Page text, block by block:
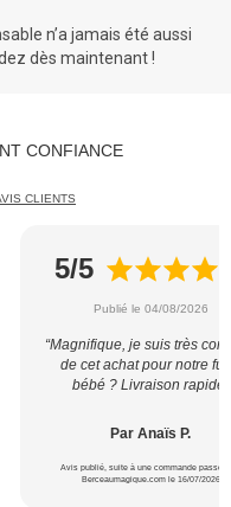
n’a jamais été aussi
dès maintenant !
CONFIANCE
CLIENTS
5/5
Publié le 04/08/2026
“Magnifique, je suis très
de cet achat pour notre
bébé ? Livraison rapide”
Par Anaïs P.
Avis publié, suite à une commande passée
Berceaumagique.com le 16/07/2026